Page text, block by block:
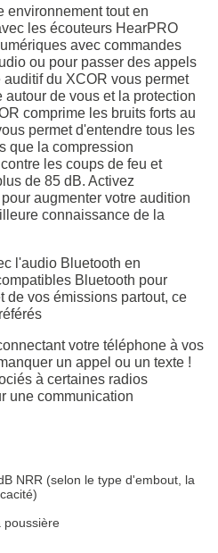
environnement tout en
les écouteurs HearPRO
avec commandes
ou pour passer des appels
du XCOR vous permet
de vous et la protection
comprime les bruits forts au
permet d'entendre tous les
que la compression
les coups de feu et
de 85 dB. Activez
augmenter votre audition
connaissance de la
l'audio Bluetooth en
Bluetooth pour
de vos émissions partout, ce
votre téléphone à vos
un appel ou un texte !
à certaines radios
une communication
NRR (selon le type d'embout, la
poussière